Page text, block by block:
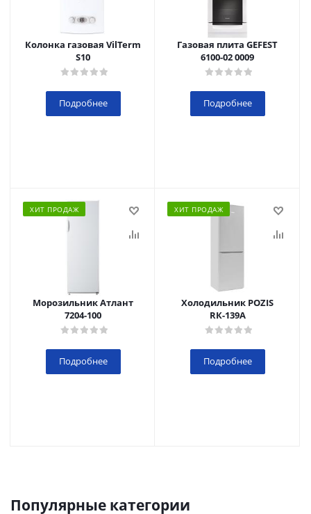
Колонка газовая VilTerm
S10
Подробнее
Газовая плита GEFEST
6100-02 0009
Подробнее
ХИТ ПРОДАЖ
Морозильник Атлант
7204-100
Подробнее
ХИТ ПРОДАЖ
Холодильник POZIS
RК-139А
Подробнее
Популярные категории